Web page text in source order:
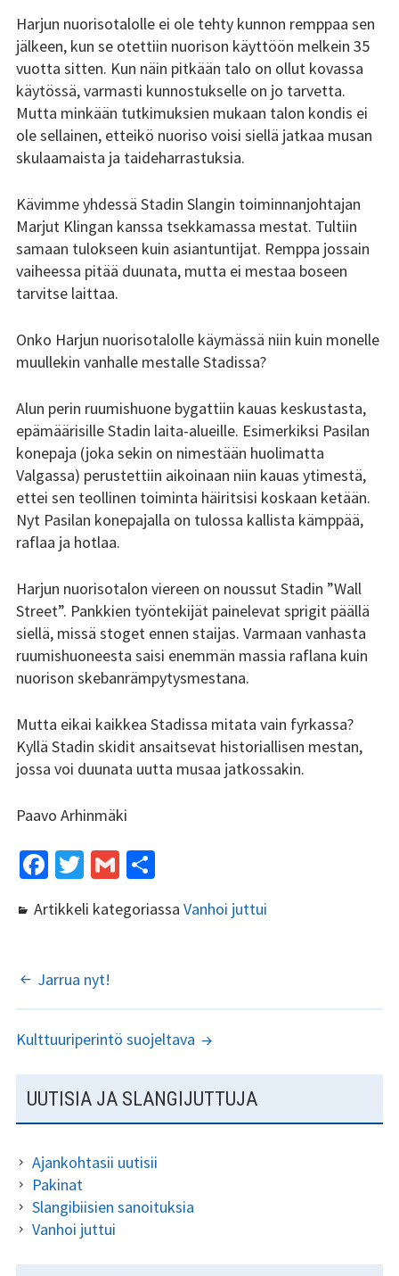
Harjun nuorisotalolle ei ole tehty kunnon remppaa sen
jälkeen, kun se otettiin nuorison käyttöön melkein 35
vuotta sitten. Kun näin pitkään talo on ollut kovassa
käytössä, varmasti kunnostukselle on jo tarvetta.
Mutta minkään tutkimuksien mukaan talon kondis ei
ole sellainen, etteikö nuoriso voisi siellä jatkaa musan
skulaamaista ja taideharrastuksia.
Kävimme yhdessä Stadin Slangin toiminnanjohtajan
Marjut Klingan kanssa tsekkamassa mestat. Tultiin
samaan tulokseen kuin asiantuntijat. Remppa jossain
vaiheessa pitää duunata, mutta ei mestaa boseen
tarvitse laittaa.
Onko Harjun nuorisotalolle käymässä niin kuin monelle
muullekin vanhalle mestalle Stadissa?
Alun perin ruumishuone bygattiin kauas keskustasta,
epämäärisille Stadin laita-alueille. Esimerkiksi Pasilan
konepaja (joka sekin on nimestään huolimatta
Valgassa) perustettiin aikoinaan niin kauas ytimestä,
ettei sen teollinen toiminta häiritsisi koskaan ketään.
Nyt Pasilan konepajalla on tulossa kallista kämppää,
raflaa ja hotlaa.
Harjun nuorisotalon viereen on noussut Stadin ”Wall
Street”. Pankkien työntekijät painelevat sprigit päällä
siellä, missä stoget ennen staijas. Varmaan vanhasta
ruumishuoneesta saisi enemmän massia raflana kuin
nuorison skebanrämpytysmestana.
Mutta eikai kaikkea Stadissa mitata vain fyrkassa?
Kyllä Stadin skidit ansaitsevat historiallisen mestan,
jossa voi duunata uutta musaa jatkossakin.
Paavo Arhinmäki
Fa
ce
b
o
k
T
wi
tt
G
ai
S
ar
Artikkeli kategoriassa Vanhoi juttui
ARTIKKELIEN
SELAUS
Jarrua nyt!
Kulttuuriperintö suojeltava
SIVUPALKKI
UUTISIA JA SLANGIJUTTUJA
Ajankohtasii uutisii
Pakinat
Slangibiisien sanoituksia
Vanhoi juttui